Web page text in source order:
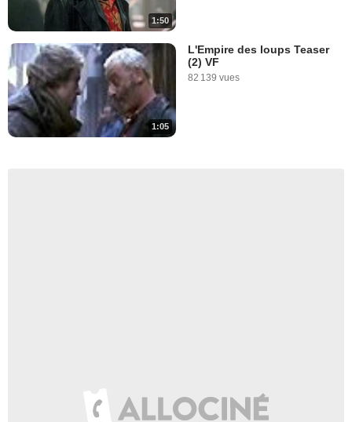
1:50
1:05
L'Empire des loups Teaser
(2) VF
82 139 vues